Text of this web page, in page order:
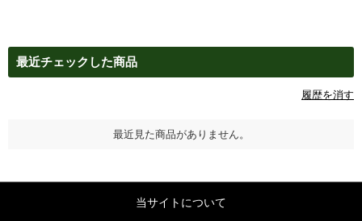
最近チェックした商品
履歴を消す
最近見た商品がありません。
当サイトについて